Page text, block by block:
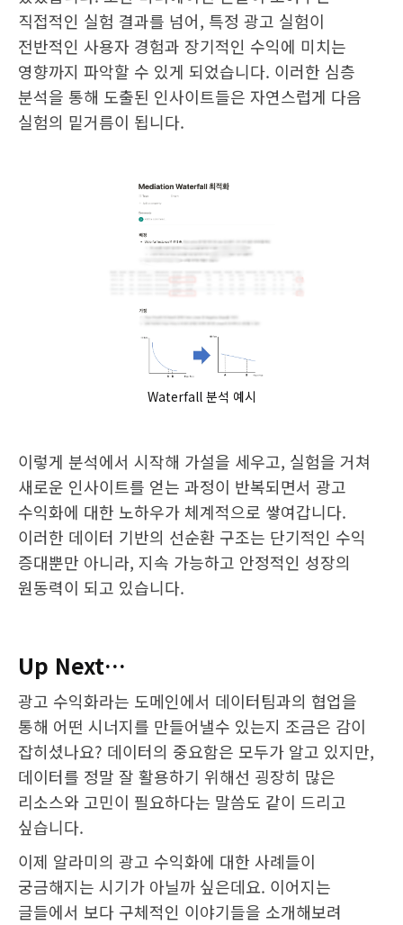
직접적인 실험 결과를 넘어, 특정 광고 실험이
전반적인 사용자 경험과 장기적인 수익에 미치는
영향까지 파악할 수 있게 되었습니다. 이러한 심층
분석을 통해 도출된 인사이트들은 자연스럽게 다음
실험의 밑거름이 됩니다.
Waterfall 분석 예시
이렇게 분석에서 시작해 가설을 세우고, 실험을 거쳐
새로운 인사이트를 얻는 과정이 반복되면서 광고
수익화에 대한 노하우가 체계적으로 쌓여갑니다.
이러한 데이터 기반의 선순환 구조는 단기적인 수익
증대뿐만 아니라, 지속 가능하고 안정적인 성장의
원동력이 되고 있습니다.
Up Next…
광고 수익화라는 도메인에서 데이터팀과의 협업을
통해 어떤 시너지를 만들어낼수 있는지 조금은 감이
잡히셨나요? 데이터의 중요함은 모두가 알고 있지만,
데이터를 정말 잘 활용하기 위해선 굉장히 많은
리소스와 고민이 필요하다는 말씀도 같이 드리고
싶습니다.
이제 알라미의 광고 수익화에 대한 사례들이
궁금해지는 시기가 아닐까 싶은데요. 이어지는
글들에서 보다 구체적인 이야기들을 소개해보려